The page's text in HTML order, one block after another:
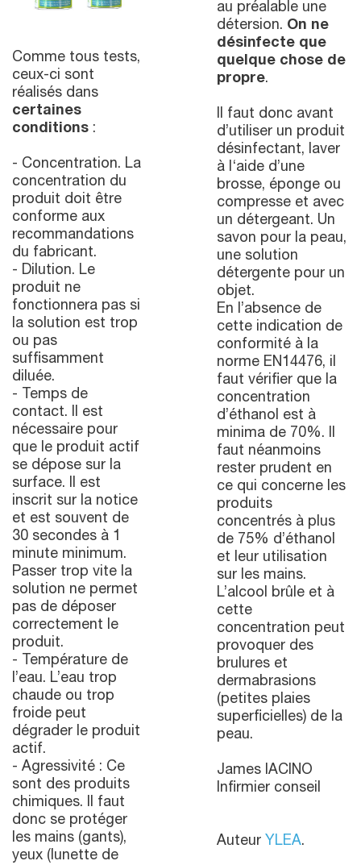
Comme tous tests,
ceux-ci sont
réalisés dans
certaines
conditions :
- Concentration. La
concentration du
produit doit être
conforme aux
recommandations
du fabricant.
- Dilution. Le
produit ne
fonctionnera pas si
la solution est trop
ou pas
suffisamment
diluée.
- Temps de
contact. Il est
nécessaire pour
que le produit actif
se dépose sur la
surface. Il est
inscrit sur la notice
et est souvent de
30 secondes à 1
minute minimum.
Passer trop vite la
solution ne permet
pas de déposer
correctement le
produit.
- Température de
l’eau. L’eau trop
chaude ou trop
froide peut
dégrader le produit
actif.
- Agressivité : Ce
sont des produits
chimiques. Il faut
donc se protéger
les mains (gants),
yeux (lunette de
au préalable une
détersion. On ne
désinfecte que
quelque chose de
propre.
Il faut donc avant
d’utiliser un produit
désinfectant, laver
à l‘aide d’une
brosse, éponge ou
compresse et avec
un détergeant. Un
savon pour la peau,
une solution
détergente pour un
objet.
En l’absence de
cette indication de
conformité à la
norme EN14476, il
faut vérifier que la
concentration
d’éthanol est à
minima de 70%. Il
faut néanmoins
rester prudent en
ce qui concerne les
produits
concentrés à plus
de 75% d’éthanol
et leur utilisation
sur les mains.
L’alcool brûle et à
cette
concentration peut
provoquer des
brulures et
dermabrasions
(petites plaies
superficielles) de la
peau.
James IACINO
Infirmier conseil
Auteur YLEA.